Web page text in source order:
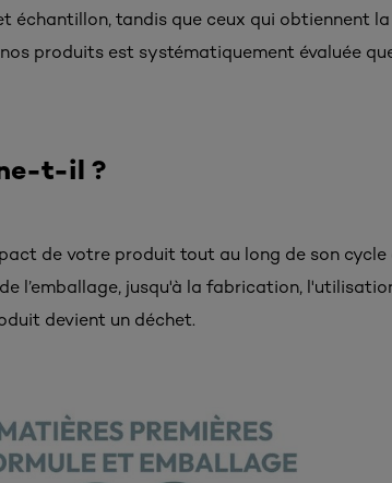
échantillon, tandis que ceux qui obtiennent
produits est systématiquement évaluée
t-il ?​
de votre produit tout au long de son cycle
l’emballage, jusqu'à la fabrication,
devient un déchet.​